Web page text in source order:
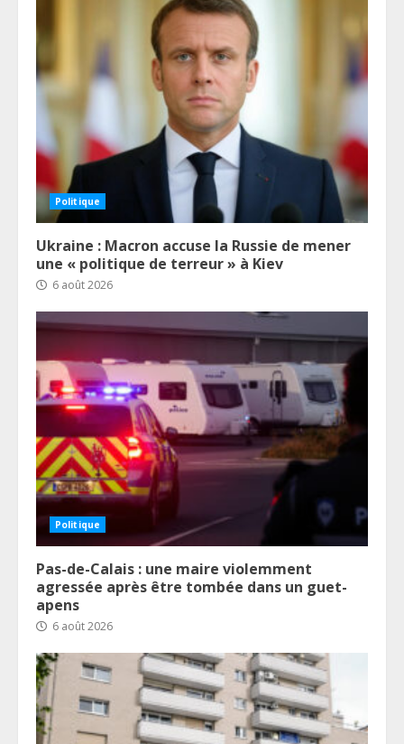
Politique
Ukraine : Macron accuse la Russie de mener
une « politique de terreur » à Kiev
6 août 2026
Politique
Pas-de-Calais : une maire violemment
agressée après être tombée dans un guet-
apens
6 août 2026